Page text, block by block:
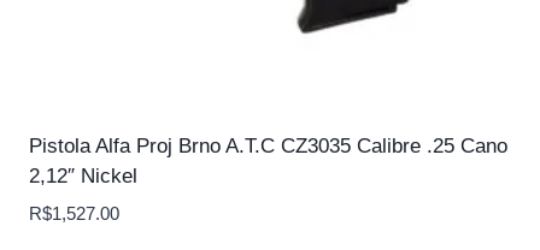
Pistola Alfa Proj Brno A.T.C CZ3035 Calibre .25 Cano
2,12″ Nickel
R$1,527.00